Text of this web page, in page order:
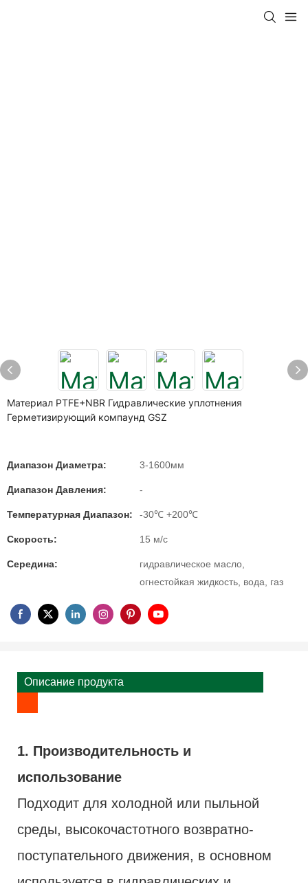
Материал PTFE+NBR Гидравлические уплотнения
Герметизирующий компаунд GSZ
Диапазон Диаметра: 3-1600мм
Диапазон Давления: -
Температурная Диапазон: -30℃ +200℃
Скорость: 15 м/с
Середина:
гидравлическое масло,
огнестойкая жидкость, вода, газ
Описание продукта
1. Производительность и
использование
Подходит для холодной или пыльной
среды, высокочастотного возвратно-
поступательного движения, в основном